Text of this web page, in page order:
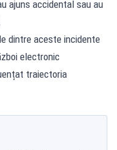
ajuns accidental sau au
dintre aceste incidente
electronic
traiectoria